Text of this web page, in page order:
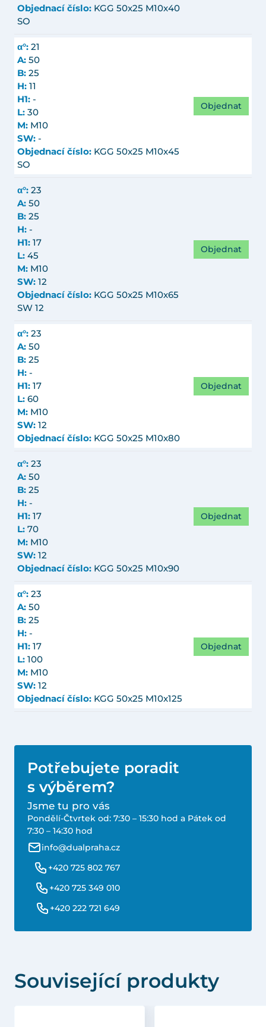
Objednací číslo: KGG 50x25 M10x40
SO
α°: 21
A: 50
B: 25
H: 11
H1: -
L: 30
M: M10
SW: -
Objednací číslo: KGG 50x25 M10x45
SO
Objednat
α°: 23
A: 50
B: 25
H: -
H1: 17
L: 45
M: M10
SW: 12
Objednací číslo: KGG 50x25 M10x65
SW 12
Objednat
α°: 23
A: 50
B: 25
H: -
H1: 17
L: 60
M: M10
SW: 12
Objednací číslo: KGG 50x25 M10x80
Objednat
α°: 23
A: 50
B: 25
H: -
H1: 17
L: 70
M: M10
SW: 12
Objednací číslo: KGG 50x25 M10x90
Objednat
α°: 23
A: 50
B: 25
H: -
H1: 17
L: 100
M: M10
SW: 12
Objednací číslo: KGG 50x25 M10x125
Objednat
Potřebujete poradit
s výběrem?
Jsme tu pro vás
Pondělí-Čtvrtek od: 7:30 – 15:30 hod a Pátek od
7:30 – 14:30 hod
info@dualpraha.cz
+420 725 802 767
+420 725 349 010
+420 222 721 649
Související produkty